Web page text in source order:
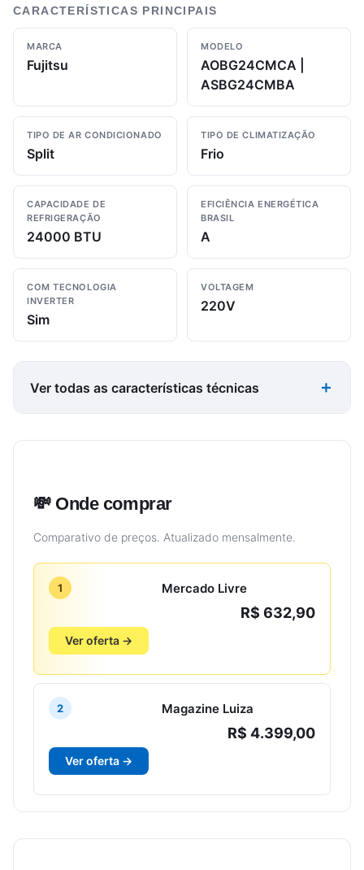
CARACTERÍSTICAS PRINCIPAIS
MARCA
Fujitsu
MODELO
AOBG24CMCA |
ASBG24CMBA
TIPO DE AR CONDICIONADO
Split
TIPO DE CLIMATIZAÇÃO
Frio
CAPACIDADE DE
REFRIGERAÇÃO
24000 BTU
EFICIÊNCIA ENERGÉTICA
BRASIL
A
COM TECNOLOGIA
INVERTER
Sim
VOLTAGEM
220V
Ver todas as características técnicas
💸 Onde comprar
Comparativo de preços. Atualizado mensalmente.
1 Mercado Livre
R$ 632,90
Ver oferta →
2 Magazine Luiza
R$ 4.399,00
Ver oferta →